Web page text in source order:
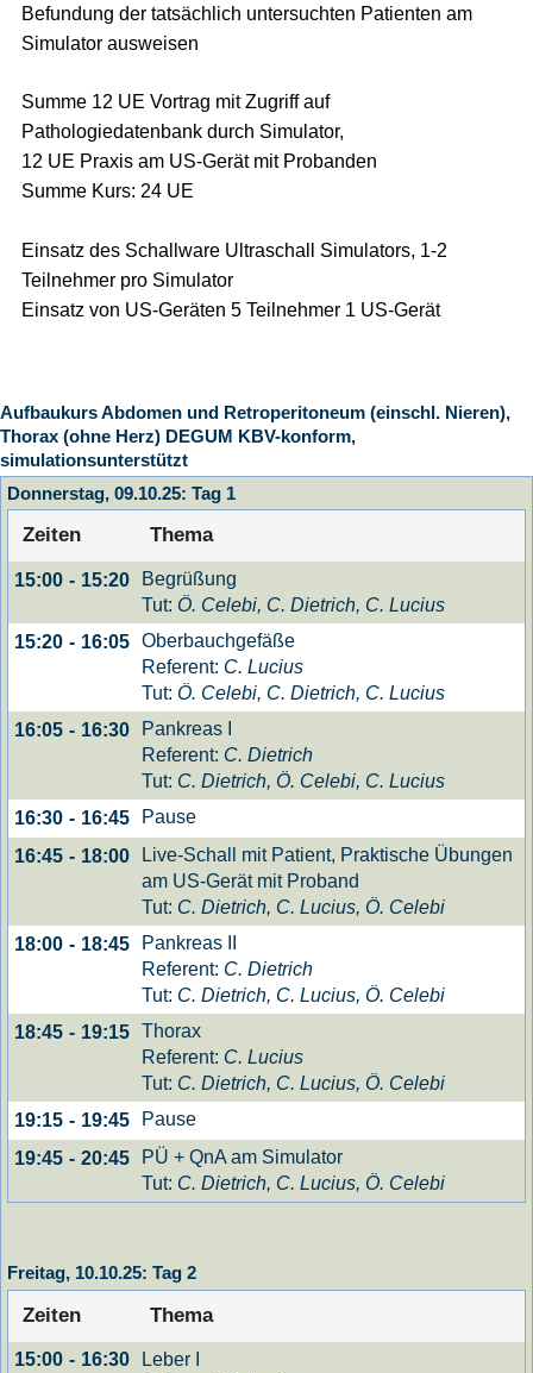
Befundung der tatsächlich untersuchten Patienten am
Simulator ausweisen
Summe 12 UE Vortrag mit Zugriff auf
Pathologiedatenbank durch Simulator,
12 UE Praxis am US-Gerät mit Probanden
Summe Kurs: 24 UE
Einsatz des Schallware Ultraschall Simulators, 1-2
Teilnehmer pro Simulator
Einsatz von US-Geräten 5 Teilnehmer 1 US-Gerät
Aufbaukurs Abdomen und Retroperitoneum (einschl. Nieren),
Thorax (ohne Herz) DEGUM KBV-konform,
simulationsunterstützt
Donnerstag, 09.10.25: Tag 1
Zeiten Thema
15:00 - 15:20
Begrüßung
Tut: Ö. Celebi, C. Dietrich, C. Lucius
15:20 - 16:05 Oberbauchgefäße
Referent: C. Lucius
Tut: Ö. Celebi, C. Dietrich, C. Lucius
16:05 - 16:30
Pankreas I
Referent: C. Dietrich
Tut: C. Dietrich, Ö. Celebi, C. Lucius
16:30 - 16:45
Pause
16:45 - 18:00
Live-Schall mit Patient, Praktische Übungen
am US-Gerät mit Proband
Tut: C. Dietrich, C. Lucius, Ö. Celebi
18:00 - 18:45
Pankreas II
Referent: C. Dietrich
Tut: C. Dietrich, C. Lucius, Ö. Celebi
18:45 - 19:15 Thorax
Referent: C. Lucius
Tut: C. Dietrich, C. Lucius, Ö. Celebi
19:15 - 19:45
Pause
19:45 - 20:45
PÜ + QnA am Simulator
Tut: C. Dietrich, C. Lucius, Ö. Celebi
Freitag, 10.10.25: Tag 2
Zeiten Thema
15:00 - 16:30
Leber I